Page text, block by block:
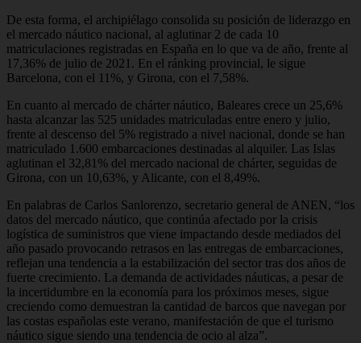
De esta forma, el archipiélago consolida su posición de liderazgo en
el mercado náutico nacional, al aglutinar 2 de cada 10
matriculaciones registradas en España en lo que va de año, frente al
17,36% de julio de 2021. En el ránking provincial, le sigue
Barcelona, con el 11%, y Girona, con el 7,58%.
En cuanto al mercado de chárter náutico, Baleares crece un 25,6%
hasta alcanzar las 525 unidades matriculadas entre enero y julio,
frente al descenso del 5% registrado a nivel nacional, donde se han
matriculado 1.600 embarcaciones destinadas al alquiler. Las Islas
aglutinan el 32,81% del mercado nacional de chárter, seguidas de
Girona, con un 10,63%, y Alicante, con el 8,49%.
En palabras de Carlos Sanlorenzo, secretario general de ANEN, “los
datos del mercado náutico, que continúa afectado por la crisis
logística de suministros que viene impactando desde mediados del
año pasado provocando retrasos en las entregas de embarcaciones,
reflejan una tendencia a la estabilización del sector tras dos años de
fuerte crecimiento. La demanda de actividades náuticas, a pesar de
la incertidumbre en la economía para los próximos meses, sigue
creciendo como demuestran la cantidad de barcos que navegan por
las costas españolas este verano, manifestación de que el turismo
náutico sigue siendo una tendencia de ocio al alza”.